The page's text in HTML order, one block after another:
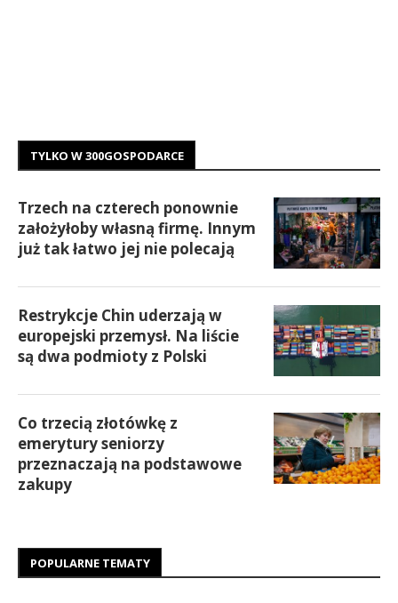
TYLKO W 300GOSPODARCE
Trzech na czterech ponownie
założyłoby własną firmę. Innym
już tak łatwo jej nie polecają
Restrykcje Chin uderzają w
europejski przemysł. Na liście
są dwa podmioty z Polski
Co trzecią złotówkę z
emerytury seniorzy
przeznaczają na podstawowe
zakupy
POPULARNE TEMATY